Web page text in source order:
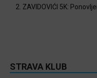
2. ZAVIDOVIĆI 5K:
STRAVA KLUB